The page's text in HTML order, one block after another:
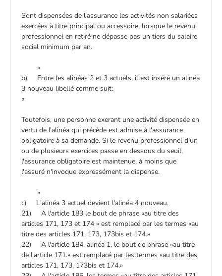
Sont dispensées de l'assurance les activités non salariées
exercées à titre principal ou accessoire, lorsque le revenu
professionnel en retiré ne dépasse pas un tiers du salaire
social minimum par an.
»
b) Entre les alinéas 2 et 3 actuels, il est inséré un alinéa
3 nouveau libellé comme suit:
«
Toutefois, une personne exerant une activité dispensée en
vertu de l'alinéa qui précède est admise à l'assurance
obligatoire à sa demande. Si le revenu professionnel d'un
ou de plusieurs exercices passe en dessous du seuil,
l'assurance obligatoire est maintenue, à moins que
l'assuré n'invoque expressément la dispense.
»
c) L'alinéa 3 actuel devient l'alinéa 4 nouveau.
21) A l'article 183 le bout de phrase «au titre des
articles 171, 173 et 174 » est remplacé par les termes «au
titre des articles 171, 173, 173bis et 174.»
22) A l'article 184, alinéa 1, le bout de phrase «au titre
de l'article 171.» est remplacé par les termes «au titre des
articles 171, 173, 173bis et 174.»